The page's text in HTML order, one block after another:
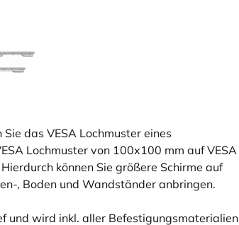
das VESA Lochmuster eines
Lochmuster von 100x100 mm auf VESA
können Sie größere Schirme auf
, Boden und Wandständer anbringen.
und wird inkl. aller Befestigungsmaterialien